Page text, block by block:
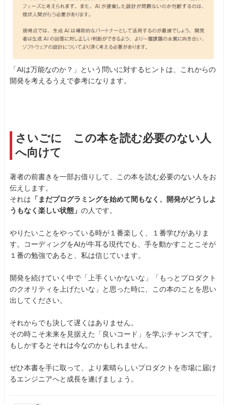
「AIは万能なのか？」という問いに対するヒントは、これからの
開発を考えるうえで参考になります。
さいごに この本を読む必要のない人
へ向けて
著者の前書きを一部お借りして、この本を読む必要のない人をお
伝えします。
それは 「まだプログラミングを始めて間もなく、開発がどうしよ
うもなく楽しい状態」 の人です。
やりたいことをやっている時が１番楽しく、１番学びがありま
す。コーディングをAIが牛耳る現代でも、手を動かすことこそが
１番の勉強であると、私は信じています。
開発を続けていく中で「上手くいかないな」「もっとプロダクト
のクオリティを上げたいな」と思った時に、この本のことを思い
出してください。
それからでも決して遅くはありません。
その時こそ未来を見据えた「良いコード」を学ぶチャンスです。
もしかするとそれは今なのかもしれません。
ぜひ本書を手に取って、より素晴らしいプロダクトを市場に届け
るエンジニアへと成長を遂げましょう。